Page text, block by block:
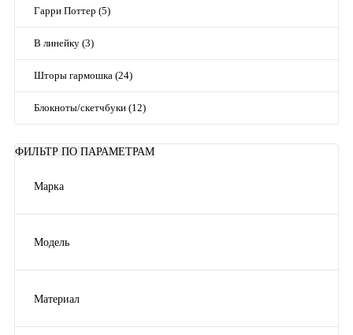
Гарри Поттер (5)
В линейку (3)
Шторы гармошка (24)
Блокноты/скетчбуки (12)
ФИЛЬТР ПО ПАРАМЕТРАМ
Марка
Ford
Volkswagen(4)
Модель
Zafira
Материал